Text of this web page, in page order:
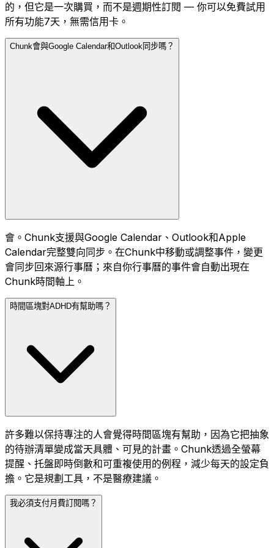
的，但它是一次購買，而不是週期性訂閱 — 你可以免費試用
所有功能7天，無需信用卡。
Chunk會與Google Calendar和Outlook同步嗎？
會。Chunk支援與Google Calendar、Outlook和Apple
Calendar完整雙向同步。在Chunk中移動或調整事件，變更
會同步回來源行事曆；來自你行事曆的事件會自動出現在
Chunk時間軸上。
時間區塊對ADHD有幫助嗎？
許多難以保持專注的人會覺得時間區塊有幫助，因為它把抽象
的待辦清單變成當天具體、可見的計畫。Chunk透過全螢幕
提醒、托盤即時倒數和可重複使用的例程，減少每天的設定負
擔。它是規劃工具，不是醫療建議。
我必須支付月費訂閱嗎？